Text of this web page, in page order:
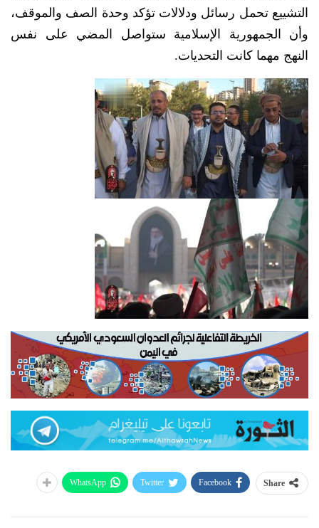
التشييع تحمل رسائل ودلالات تؤكد وحدة الصف والموقف،
وأن الجمهورية الإسلامية ستواصل المضي على نفس
النهج مهما كانت التحديات.
Share
Facebook
Twitter
WhatsApp